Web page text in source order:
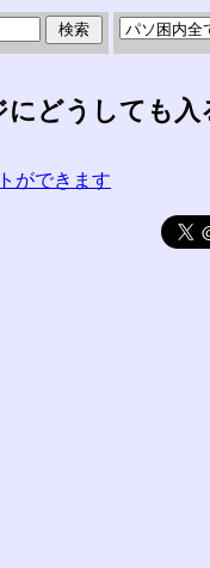
どうしても
ができます